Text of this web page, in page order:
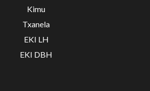
Kimu
Txanela
EKI LH
EKI DBH